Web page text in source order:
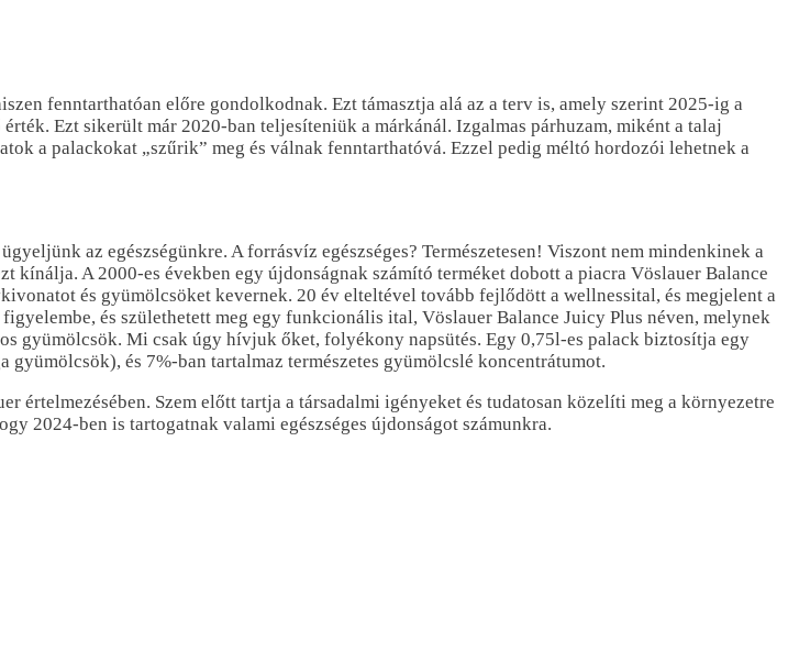
fenntarthatóan előre gondolkodnak. Ezt támasztja alá az a terv is, amely szerint 2025-ig a
Ezt sikerült már 2020-ban teljesíteniük a márkánál. Izgalmas párhuzam, miként a talaj
a palackokat „szűrik” meg és válnak fenntarthatóvá. Ezzel pedig méltó hordozói lehetnek a
az egészségünkre. A forrásvíz egészséges? Természetesen! Viszont nem mindenkinek a
kínálja. A 2000-es években egy újdonságnak számító terméket dobott a piacra Vöslauer Balance
és gyümölcsöket kevernek. 20 év elteltével tovább fejlődött a wellnessital, és megjelent a
és születhetett meg egy funkcionális ital, Vöslauer Balance Juicy Plus néven, melynek
gyümölcsök. Mi csak úgy hívjuk őket, folyékony napsütés. Egy 0,75l-es palack biztosítja egy
és 7%-ban tartalmaz természetes gyümölcslé koncentrátumot.
értelmezésében. Szem előtt tartja a társadalmi igényeket és tudatosan közelíti meg a környezetre
2024-ben is tartogatnak valami egészséges újdonságot számunkra.